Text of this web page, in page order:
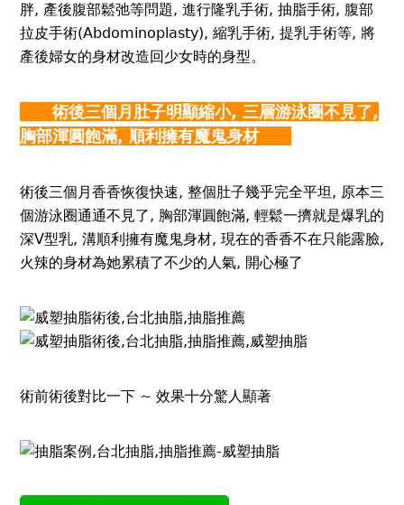
胖, 產後腹部鬆弛等問題, 進行隆乳手術, 抽脂手術, 腹部
拉皮手術(Abdominoplasty), 縮乳手術, 提乳手術等, 將
產後婦女的身材改造回少女時的身型。
術後三個月肚子明顯縮小, 三層游泳圈不見了,
胸部渾圓飽滿, 順利擁有魔鬼身材
術後三個月香香恢復快速, 整個肚子幾乎完全平坦, 原本三
個游泳圈通通不見了, 胸部渾圓飽滿, 輕鬆一擠就是爆乳的
深V型乳, 溝順利擁有魔鬼身材, 現在的香香不在只能露臉,
火辣的身材為她累積了不少的人氣, 開心極了
術前術後對比一下 ~ 效果十分驚人顯著